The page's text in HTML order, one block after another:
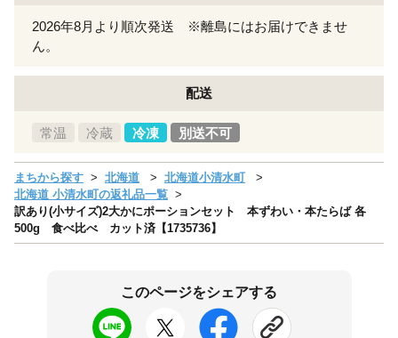
2026年8月より順次発送 ※離島にはお届けできませ
ん。
配送
常温 冷蔵 冷凍 別送不可
まちから探す 北海道
北海道小清水町
北海道 小清水町の返礼品一覧
訳あり(小サイズ)2大かにポーションセット 本ずわい・本たらば 各
500g 食べ比べ カット済【1735736】
このページをシェアする